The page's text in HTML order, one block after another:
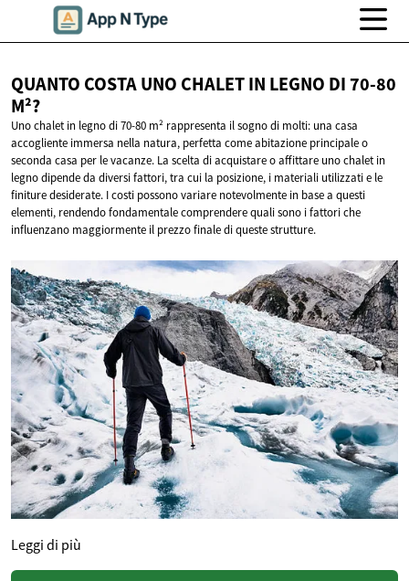
QUANTO COSTA UNO CHALET IN LEGNO DI70-80
M²?
Uno chalet in legno di 70-80 m² rappresenta il sogno di molti: una casa
accogliente immersa nella natura, perfetta come abitazione principale o
seconda casa per le vacanze. La scelta di acquistare o affittare uno chalet in
legno dipende da diversi fattori, tra cui la posizione, i materiali utilizzati e le
finiture desiderate. I costi possono variare notevolmente in base a questi
elementi, rendendo fondamentale comprendere quali sono i fattori che
influenzano maggiormente il prezzo finale di queste strutture.
Leggi di più